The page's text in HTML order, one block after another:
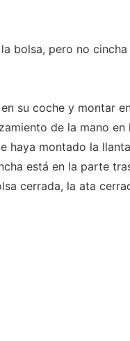
bolsa, pero no
su coche y montar
de la mano en
haya montado la
está en la parte
cerrada, la ata